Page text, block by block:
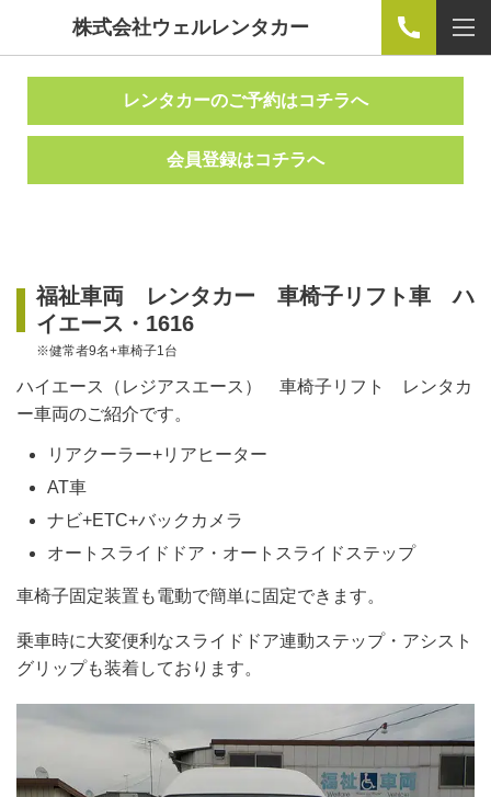
株式会社ウェルレンタカー
レンタカーのご予約はコチラへ
会員登録はコチラへ
福祉車両 レンタカー 車椅子リフト車 ハ
イエース・1616
※健常者9名+車椅子1台
ハイエース（レジアスエース） 車椅子リフト レンタカ
ー車両のご紹介です。
リアクーラー+リアヒーター
AT車
ナビ+ETC+バックカメラ
オートスライドドア・オートスライドステップ
車椅子固定装置も電動で簡単に固定できます。
乗車時に大変便利なスライドドア連動ステップ・アシスト
グリップも装着しております。